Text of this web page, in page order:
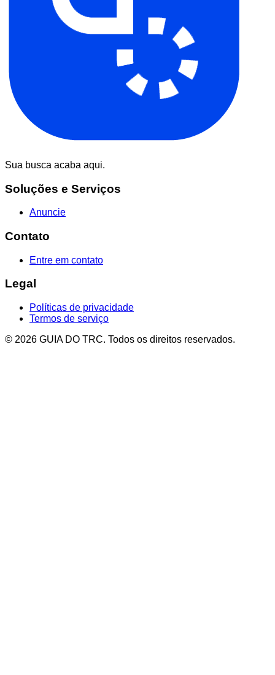
Sua busca acaba aqui.
Soluções e Serviços
Anuncie
Contato
Entre em contato
Legal
Políticas de privacidade
Termos de serviço
© 2026 GUIA DO TRC. Todos os direitos reservados.